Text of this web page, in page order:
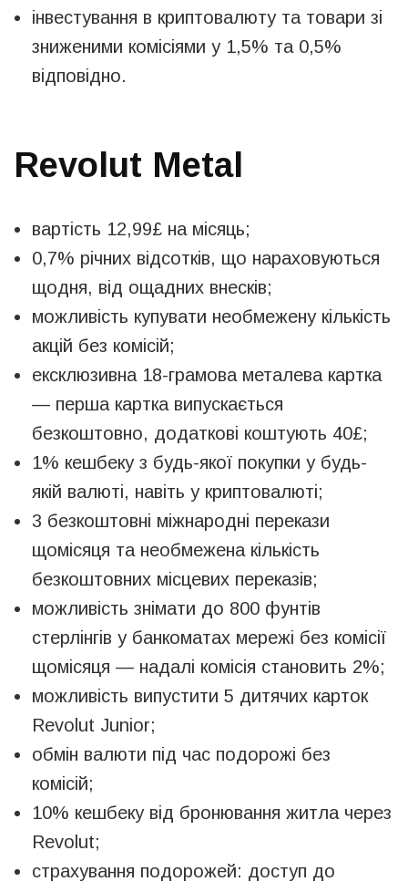
інвестування в криптовалюту та товари зі
зниженими комісіями у 1,5% та 0,5%
відповідно.
Revolut Metal
вартість 12,99£ на місяць;
0,7% річних відсотків, що нараховуються
щодня, від ощадних внесків;
можливість купувати необмежену кількість
акцій без комісій;
ексклюзивна 18-грамова металева картка
— перша картка випускається
безкоштовно, додаткові коштують 40£;
1% кешбеку з будь-якої покупки у будь-
якій валюті, навіть у криптовалюті;
3 безкоштовні міжнародні перекази
щомісяця та необмежена кількість
безкоштовних місцевих переказів;
можливість знімати до 800 фунтів
стерлінгів у банкоматах мережі без комісії
щомісяця — надалі комісія становить 2%;
можливість випустити 5 дитячих карток
Revolut Junior;
обмін валюти під час подорожі без
комісій;
10% кешбеку від бронювання житла через
Revolut;
страхування подорожей: доступ до